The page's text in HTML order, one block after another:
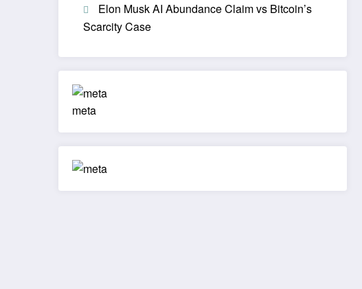
Elon Musk AI Abundance Claim vs Bitcoin’s
Scarcity Case
meta